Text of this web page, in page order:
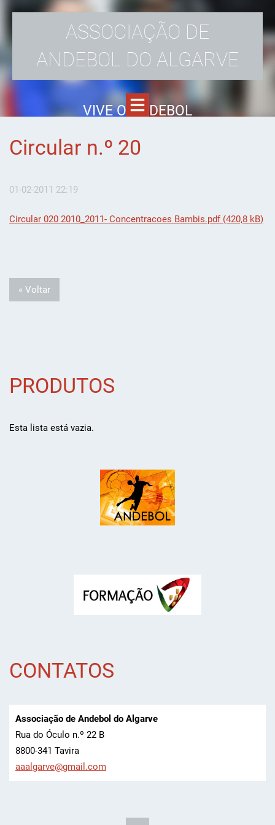
ASSOCIAÇÃO DE
ANDEBOL DO ALGARVE
VIVE O ANDEBOL
Circular n.º 20
01-02-2011 22:19
Circular 020 2010_2011- Concentracoes Bambis.pdf (420,8 kB)
« Voltar
PRODUTOS
Esta lista está vazia.
CONTATOS
Associação de Andebol do Algarve
Rua do Óculo n.º 22 B
8800-341 Tavira
aaalgarve@gmail.com